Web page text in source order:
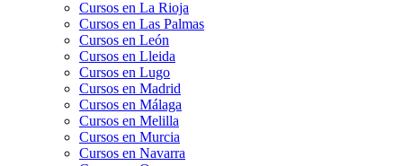
Cursos en La Rioja
Cursos en Las Palmas
Cursos en León
Cursos en Lleida
Cursos en Lugo
Cursos en Madrid
Cursos en Málaga
Cursos en Melilla
Cursos en Murcia
Cursos en Navarra